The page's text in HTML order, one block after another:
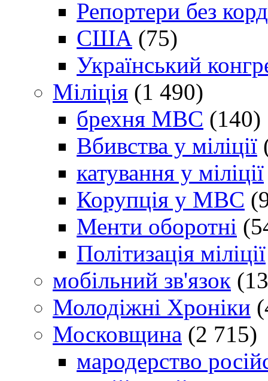
Репортери без
США (75)
Український
Міліція (1 490)
брехня МВС (140)
Вбивства у міліції
катування у міліції
Корупція у МВС
Менти оборотні
Політизація міліції
мобільний зв'язок
Молодіжні Хроніки
Московщина (2 715)
мародерство